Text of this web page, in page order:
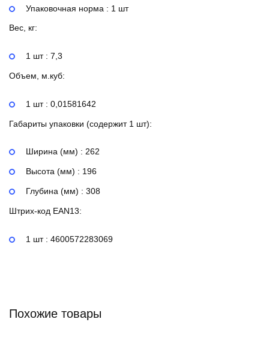
Упаковочная норма : 1 шт
Вес, кг:
1 шт : 7,3
Объем, м.куб:
1 шт : 0,01581642
Габариты упаковки (содержит 1 шт):
Ширина (мм) : 262
Высота (мм) : 196
Глубина (мм) : 308
Штрих-код EAN13:
1 шт : 4600572283069
Похожие товары